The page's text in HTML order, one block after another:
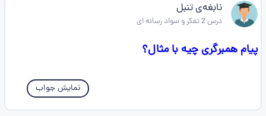
نابغه‌ی تنبل
درس 2 تفکر و سواد رسانه ای
پیام همبرگری چیه با مثال؟
نمایش جواب